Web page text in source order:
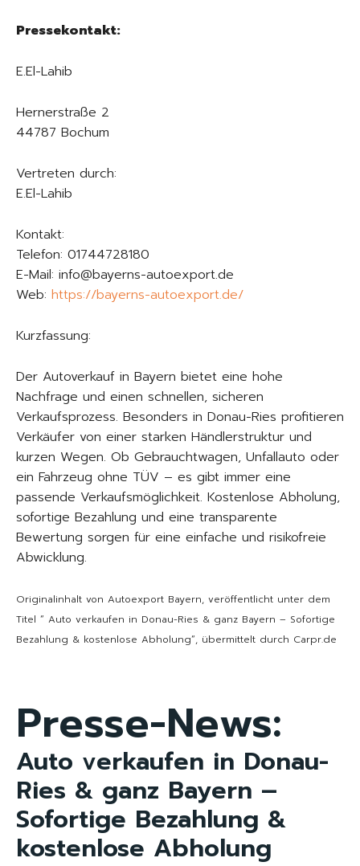
Pressekontakt:
E.El-Lahib
Hernerstraße 2
44787 Bochum
Vertreten durch:
E.El-Lahib
Kontakt:
Telefon: 01744728180
E-Mail: info@bayerns-autoexport.de
Web: https://bayerns-autoexport.de/
Kurzfassung:
Der Autoverkauf in Bayern bietet eine hohe
Nachfrage und einen schnellen, sicheren
Verkaufsprozess. Besonders in Donau-Ries profitieren
Verkäufer von einer starken Händlerstruktur und
kurzen Wegen. Ob Gebrauchtwagen, Unfallauto oder
ein Fahrzeug ohne TÜV – es gibt immer eine
passende Verkaufsmöglichkeit. Kostenlose Abholung,
sofortige Bezahlung und eine transparente
Bewertung sorgen für eine einfache und risikofreie
Abwicklung.
Originalinhalt von Autoexport Bayern, veröffentlicht unter dem
Titel “ Auto verkaufen in Donau-Ries & ganz Bayern – Sofortige
Bezahlung & kostenlose Abholung“, übermittelt durch Carpr.de
Presse-News:
Auto verkaufen in Donau-
Ries & ganz Bayern –
Sofortige Bezahlung &
kostenlose Abholung